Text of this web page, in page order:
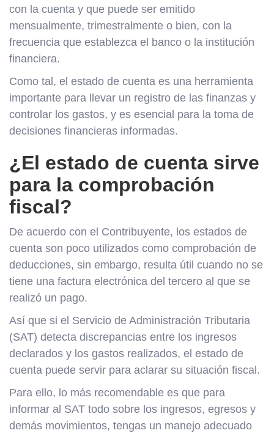
con la cuenta y que puede ser emitido
mensualmente, trimestralmente o bien, con la
frecuencia que establezca el banco o la institución
financiera.
Como tal, el estado de cuenta es una herramienta
importante para llevar un registro de las finanzas y
controlar los gastos, y es esencial para la toma de
decisiones financieras informadas.
¿El estado de cuenta sirve
para la comprobación
fiscal?
De acuerdo con el Contribuyente, los estados de
cuenta son poco utilizados como comprobación de
deducciones, sin embargo, resulta útil cuando no se
tiene una factura electrónica del tercero al que se
realizó un pago.
Así que si el Servicio de Administración Tributaria
(SAT) detecta discrepancias entre los ingresos
declarados y los gastos realizados, el estado de
cuenta puede servir para aclarar su situación fiscal.
Para ello, lo más recomendable es que para
informar al SAT todo sobre los ingresos, egresos y
demás movimientos, tengas un manejo adecuado